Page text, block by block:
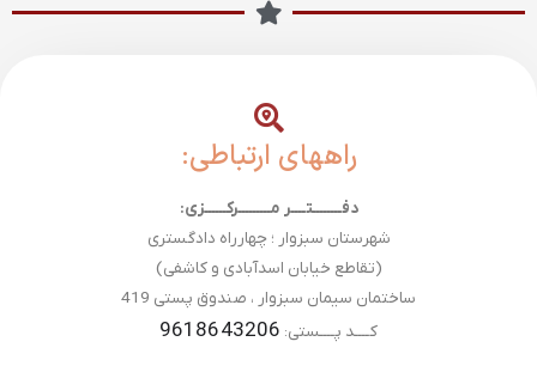
راههای ارتباطی:
دفــــــــتــــر مـــــــــرکــــــزی:
شهرستان سبزوار ؛ چهارراه دادگستری
(تقاطع خیابان اسدآبادی و کاشفی)
ساختمان سیمان سبزوار ، صندوق پستی 419
کــــد پــــستی: 9618643206